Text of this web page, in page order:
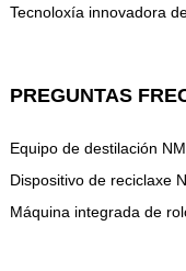
Tecnoloxía innovadora
PREGUNTAS
Equipo de destilación
Dispositivo de reciclaxe
Máquina integrada de